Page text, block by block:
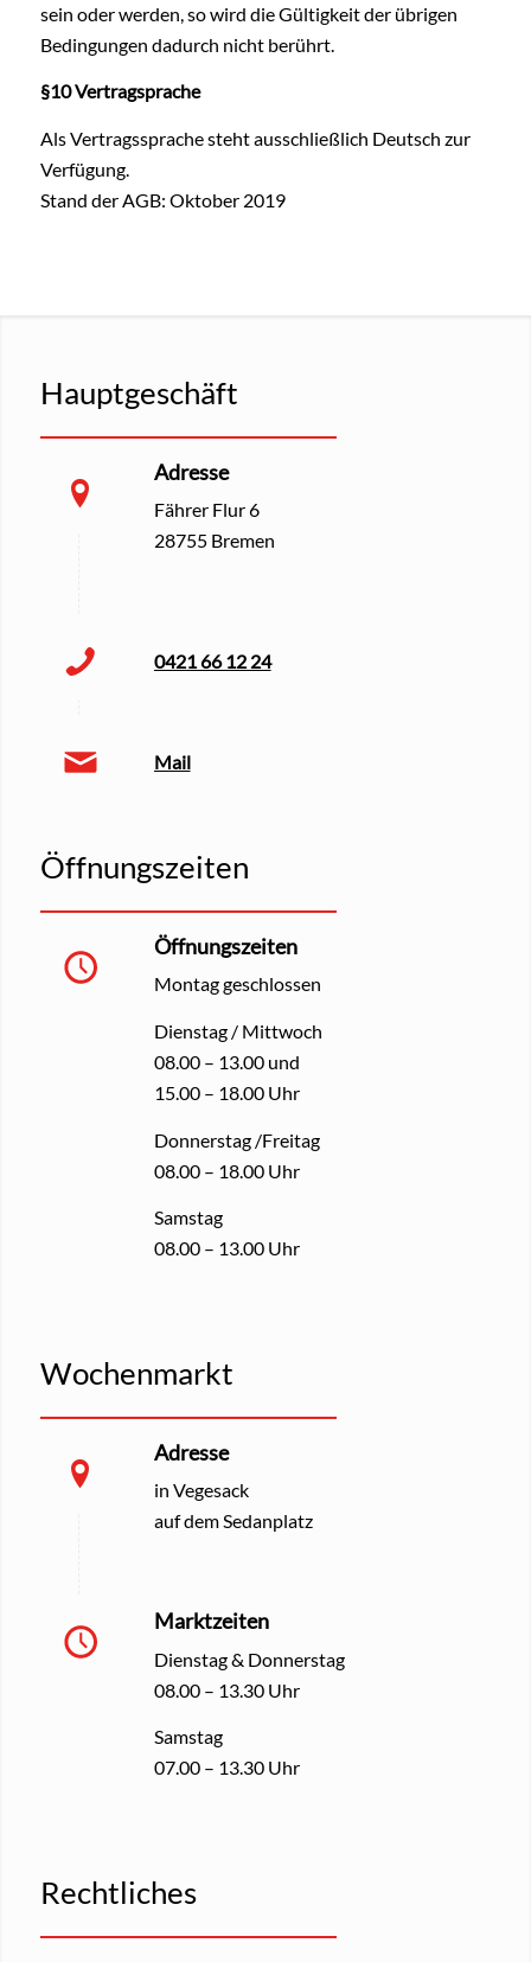
sein oder werden, so wird die Gültigkeit der übrigen
Bedingungen dadurch nicht berührt.
§10 Vertragsprache
Als Vertragssprache steht ausschließlich Deutsch zur
Verfügung.
Stand der AGB: Oktober 2019
Hauptgeschäft
Adresse
Fährer Flur 6
28755 Bremen
0421 66 12 24
Mail
Öffnungszeiten
Öffnungszeiten
Montag geschlossen
Dienstag / Mittwoch
08.00 – 13.00 und
15.00 – 18.00 Uhr
Donnerstag /Freitag
08.00 – 18.00 Uhr
Samstag
08.00 – 13.00 Uhr
Wochenmarkt
Adresse
in Vegesack
auf dem Sedanplatz
Marktzeiten
Dienstag & Donnerstag
08.00 – 13.30 Uhr
Samstag
07.00 – 13.30 Uhr
Rechtliches